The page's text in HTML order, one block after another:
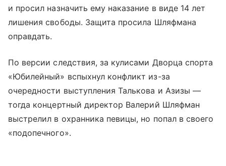
и просил назначить ему наказание в виде 14 лет
лишения свободы. Защита просила Шляфмана
оправдать.
По версии следствия, за кулисами Дворца спорта
«Юбилейный» вспыхнул конфликт из-за
очередности выступления Талькова и Азизы —
тогда концертный директор Валерий Шляфман
выстрелил в охранника певицы, но попал в своего
«подопечного».